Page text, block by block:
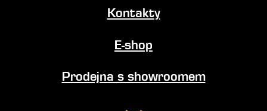
Kontakty
E-shop
Prodejna s showroomem